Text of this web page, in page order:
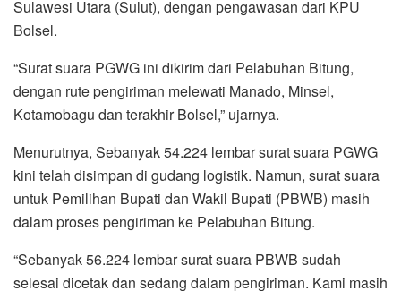
Sulawesi Utara (Sulut), dengan pengawasan dari KPU
Bolsel.
“Surat suara PGWG ini dikirim dari Pelabuhan Bitung,
dengan rute pengiriman melewati Manado, Minsel,
Kotamobagu dan terakhir Bolsel,” ujarnya.
Menurutnya, Sebanyak 54.224 lembar surat suara PGWG
kini telah disimpan di gudang logistik. Namun, surat suara
untuk Pemilihan Bupati dan Wakil Bupati (PBWB) masih
dalam proses pengiriman ke Pelabuhan Bitung.
“Sebanyak 56.224 lembar surat suara PBWB sudah
selesai dicetak dan sedang dalam pengiriman. Kami masih